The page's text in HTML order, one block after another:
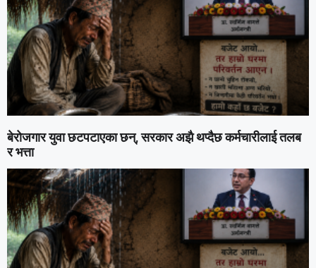
बेरोजगार युवा छटपटाएका छन्, सरकार अझै थप्दैछ कर्मचारीलाई तलब
र भत्ता